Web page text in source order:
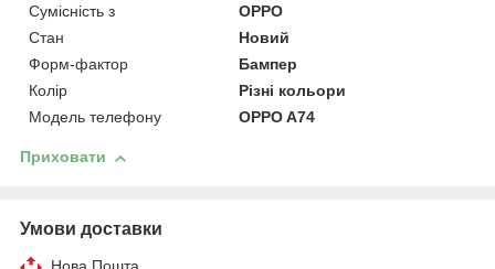
Сумісність з
OPPO
Стан
Новий
Форм-фактор
Бампер
Колір
Різні кольори
Модель телефону
OPPO A74
Приховати
Умови доставки